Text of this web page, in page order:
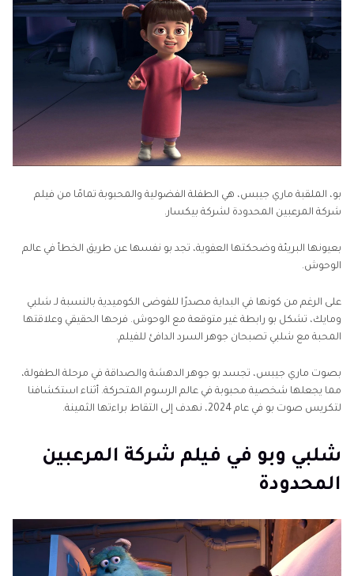
في الوقت الحقيقي
أسئلة شائعة حول بو من شركة المرعبين المحدودة
الختام
بو، الملقبة ماري جيبس، هي الطفلة الفضولية والمحبوبة تمامًا من فيلم
شركة المرعبين المحدودة لشركة بيكسار.
بعيونها البريئة وضحكتها العفوية، تجد بو نفسها عن طريق الخطأ في عالم
الوحوش.
على الرغم من كونها في البداية مصدرًا للفوضى الكوميدية بالنسبة لـ شلبي
ومايك، تشكل بو رابطة غير متوقعة مع الوحوش. فرحها الحقيقي وعلاقتها
المحبة مع شلبي تصبحان جوهر السرد الدافئ للفيلم.
بصوت ماري جيبس، تجسد بو جوهر الدهشة والصداقة في مرحلة الطفولة،
مما يجعلها شخصية محبوبة في عالم الرسوم المتحركة. أثناء استكشافنا
لتكريس صوت بو في عام 2024، نهدف إلى التقاط براءتها الثمينة.
شلبي وبو في فيلم شركة المرعبين
المحدودة